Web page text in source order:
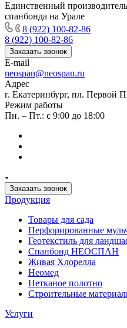
Единственный производитель
спанбонда на Урале
8 (922) 100-82-86
8 (922) 100-82-86
Заказать звонок
E-mail
neospan@neospan.ru
Адрес
г. Екатеринбург, пл. Первой
Режим работы
Пн. – Пт.: с 9:00 до 18:00
Заказать звонок
Продукция
Товары для сада
Перфорированные
Геотекстиль для
Спанбонд НЕОСПАН
Живая Хлорелла
Нeомед
Нетканое полотно
Строительные
Услуги